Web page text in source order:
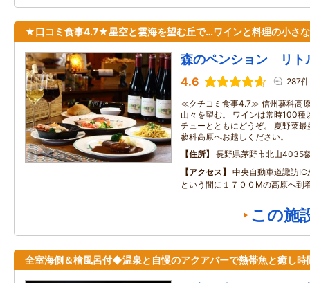
★口コミ食事4.7★星空と雲海を望む丘で…ワインと料理の小さ
森のペンション リト
4.6 287件
≪クチコミ食事4.7≫ 信州蓼科高
山々を望む。 ワインは常時100種
チューとともにどうぞ。 夏野菜
蓼科高原へお越しください。
住所
長野県茅野市北山4035
アクセス
中央自動車道諏訪
という間に１７００Mの高原へ到
この施
全室海側＆檜風呂付◆温泉と自慢のアクアバーで熱帯魚と癒し時